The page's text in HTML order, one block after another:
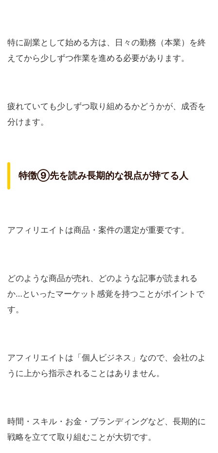
特に副業として始める方は、日々の勤務（本業）を終
えてから少しずつ作業を進める必要があります。
疲れていても少しずつ取り組めるかどうかが、成否を
分けます。
特徴⑨先を読み長期的な視点が持てる人
アフィリエイトは商品・案件の選定が重要です。
どのような商品が売れ、どのような記事が読まれる
か…といったマーケット感覚を持つことがポイントで
す。
アフィリエイトは「個人ビジネス」なので、会社のよ
うに上から指示されることはありません。
時間・スキル・お金・ブランディングなど、長期的に
戦略を立てて取り組むことが大切です。